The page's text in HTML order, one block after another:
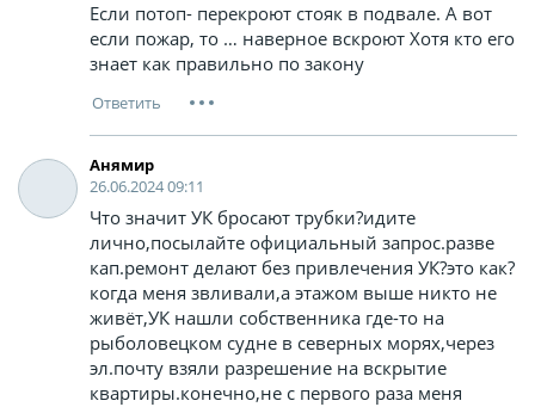
Если потоп- перекроют стояк в подвале. А вот
если пожар, то … наверное вскроют Хотя кто его
знает как правильно по закону
Анямир
26.06.2024 09:11
Что значит УК бросают трубки?идите
лично,посылайте официальный запрос.разве
кап.ремонт делают без привлечения УК?это как?
когда меня звливали,а этажом выше никто не
живёт,УК нашли собственника где-то на
рыболовецком судне в северных морях,через
эл.почту взяли разрешение на вскрытие
квартиры.конечно,не с первого раза меня